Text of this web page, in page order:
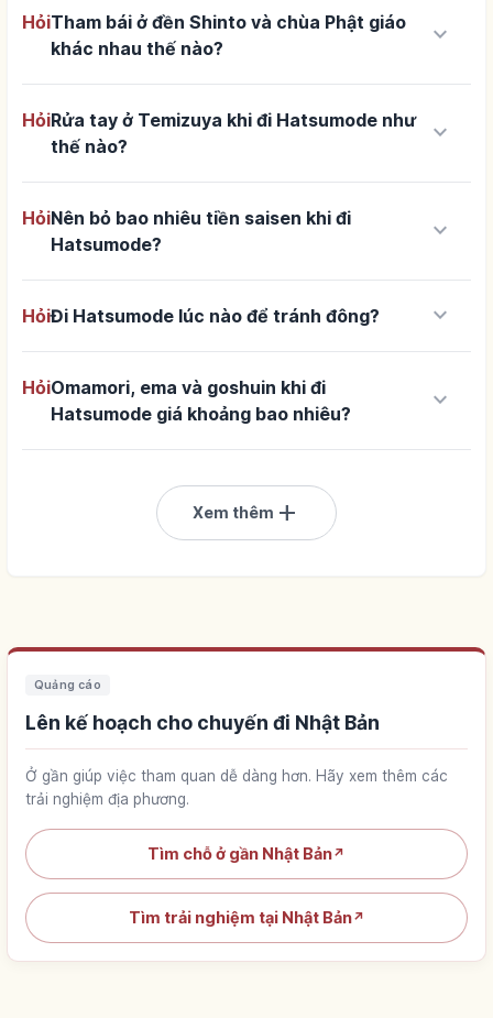
HỏiTham bái ở đền Shinto và chùa Phật giáo
khác nhau thế nào?
keyboard_arrow_down
HỏiRửa tay ở Temizuya khi đi Hatsumode như
thế nào?
keyboard_arrow_down
HỏiNên bỏ bao nhiêu tiền saisen khi đi
Hatsumode?
keyboard_arrow_down
HỏiĐi Hatsumode lúc nào để tránh đông? keyboard_arrow_down
HỏiOmamori, ema và goshuin khi đi
Hatsumode giá khoảng bao nhiêu?
keyboard_arrow_down
Xem thêm add
Quảng cáo
Lên kế hoạch cho chuyến đi Nhật Bản
Ở gần giúp việc tham quan dễ dàng hơn. Hãy xem thêm các
trải nghiệm địa phương.
Tìm chỗ ở gần Nhật Bản↗
Tìm trải nghiệm tại Nhật Bản↗